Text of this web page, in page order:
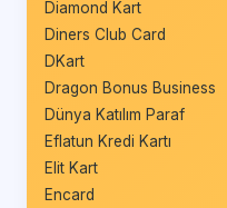
Diamond Kart
Diners Club Card
DKart
Dragon Bonus Business
Dünya Katılım Paraf
Eflatun Kredi Kartı
Elit Kart
Encard